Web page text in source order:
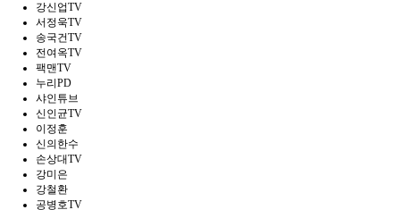
강신업TV
서정욱TV
송국건TV
전여옥TV
팩맨TV
누리PD
샤인튜브
신인균TV
이정훈
신의한수
손상대TV
강미은
강철환
공병호TV